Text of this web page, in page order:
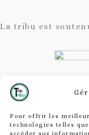
Pour offrir les
technologies telles
accéder aux
La tribu est